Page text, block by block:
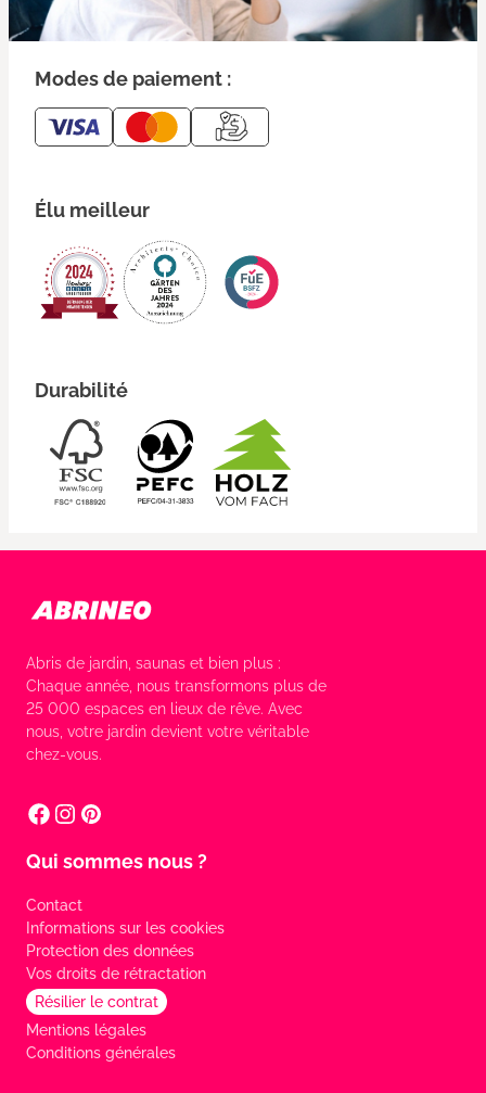
Modes de paiement :
Élu meilleur
Durabilité
Abris de jardin, saunas et bien plus :
Chaque année, nous transformons plus de
25 000 espaces en lieux de rêve. Avec
nous, votre jardin devient votre véritable
chez-vous.
Qui sommes nous ?
Contact
Informations sur les cookies
Protection des données
Vos droits de rétractation
Résilier le contrat
Mentions légales
Conditions générales